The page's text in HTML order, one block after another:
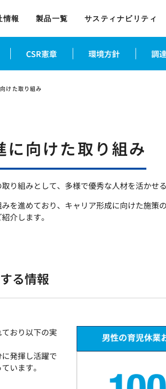
情報 製品一覧 サスティナビリティ
CSR憲章 環境方針 調
けた取り組み
向けた取り組み
り組みとして、多様で優秀な人材を活かせ
を進めており、キャリア形成に向けた施
介します。
る情報
おり以下の実
発揮し活躍で
います。